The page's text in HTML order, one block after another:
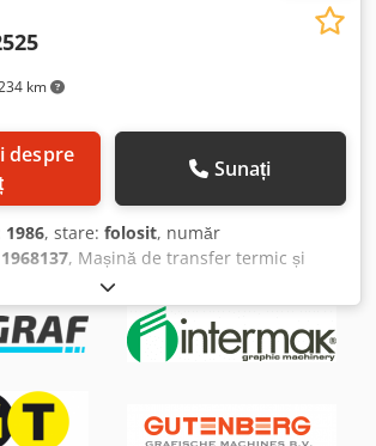
km
Sunați
1986, stare: folosit, număr
1968137, Mașină de transfer termic și
Dimensiunea plăcii: 250 x 250 mm
Svasfx Ab Terf Forța de presare: